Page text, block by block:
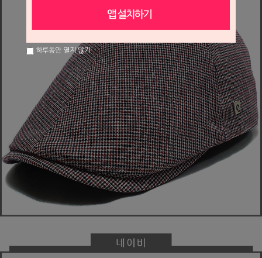
하루동안 열지 않기